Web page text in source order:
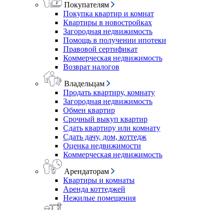
Покупателям
Покупка квартир и комнат
Квартиры в новостройках
Загородная недвижимость
Помощь в получении ипотеки
Правовой сертификат
Коммерческая недвижимость
Возврат налогов
Владельцам
Продать квартиру, комнату
Загородная недвижимость
Обмен квартир
Срочный выкуп квартир
Сдать квартиру или комнату
Сдать дачу, дом, коттедж
Оценка недвижимости
Коммерческая недвижимость
Арендаторам
Квартиры и комнаты
Аренда коттеджей
Нежилые помещения